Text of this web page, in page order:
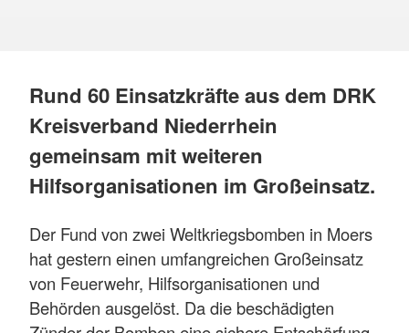
Rund 60 Einsatzkräfte aus dem DRK
Kreisverband Niederrhein
gemeinsam mit weiteren
Hilfsorganisationen im Großeinsatz.
Der Fund von zwei Weltkriegsbomben in Moers
hat gestern einen umfangreichen Großeinsatz
von Feuerwehr, Hilfsorganisationen und
Behörden ausgelöst. Da die beschädigten